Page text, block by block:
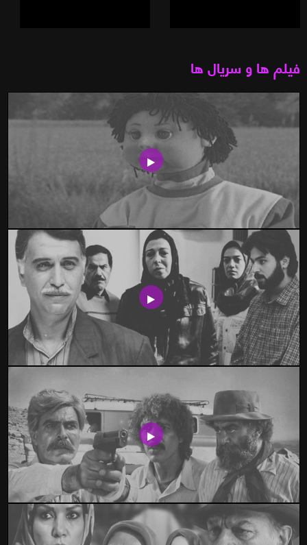
فیلم ها و سریال ها